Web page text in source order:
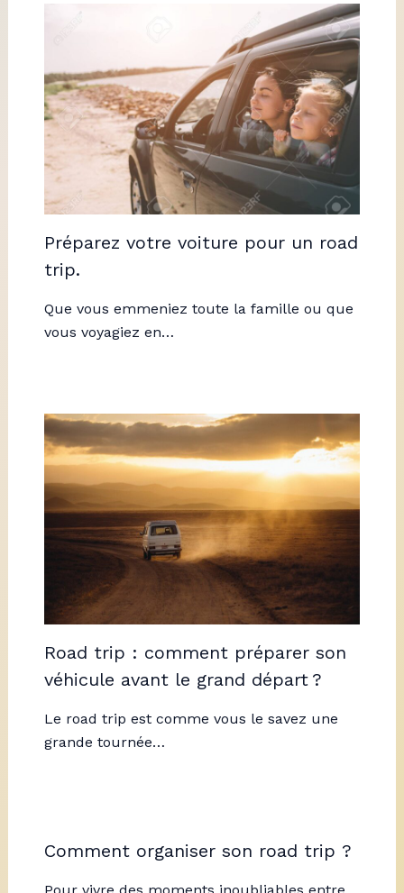
Préparez votre voiture pour un road
trip.
Que vous emmeniez toute la famille ou que
vous voyagiez en…
Road trip : comment préparer son
véhicule avant le grand départ ?
Le road trip est comme vous le savez une
grande tournée…
Comment organiser son road trip ?